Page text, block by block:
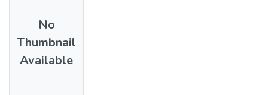
No
Thumbnail
Available